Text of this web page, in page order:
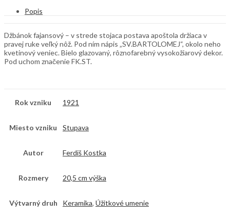
Popis
Džbánok fajansový – v strede stojaca postava apoštola držiaca v
pravej ruke veľký nôž. Pod ním nápis „SV.BARTOLOMEJ“, okolo neho
kvetinový veniec. Bielo glazovaný, rôznofarebný vysokožiarový dekor.
Pod uchom značenie FK.ST.
Rok vzniku 1921
Miesto vzniku Stupava
Autor Ferdiš Kostka
Rozmery 20,5 cm výška
Výtvarný druh Keramika, Úžitkové umenie